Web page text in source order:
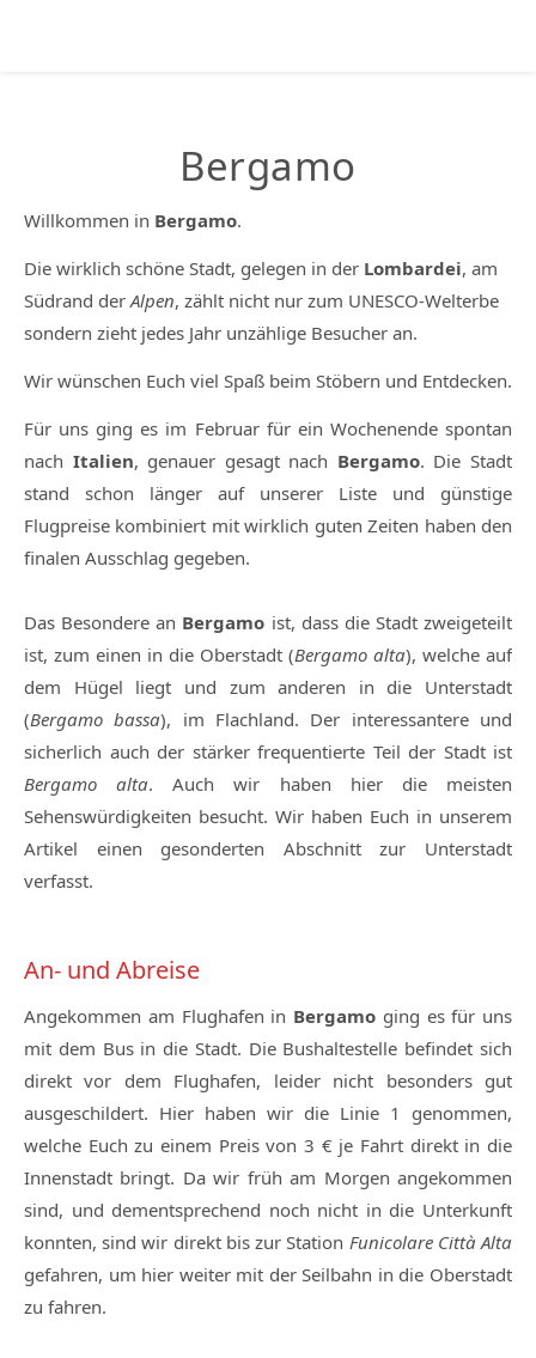
Bergamo
Willkommen in Bergamo.
Die wirklich schöne Stadt, gelegen in der Lombardei, am
Südrand derAlpen, zählt nicht nur zum UNESCO-Welterbe
sondern zieht jedes Jahr unzählige Besucher an.
Wir wünschen Euch viel Spaß beim Stöbern und Entdecken.
Für uns ging es im Februar für ein Wochenende spontan
nach Italien, genauer gesagt nach Bergamo. Die Stadt
stand schon länger auf unserer Liste und günstige
Flugpreise kombiniert mit wirklich guten Zeiten haben den
finalen Ausschlag gegeben.
Das Besondere an Bergamo ist, dass die Stadt zweigeteilt
ist, zum einen in die Oberstadt (Bergamo alta), welche auf
dem Hügel liegt und zum anderen in die Unterstadt
(Bergamo bassa), im Flachland. Der interessantere und
sicherlich auch der stärker frequentierte Teil der Stadt ist
Bergamo alta. Auch wir haben hier die meisten
Sehenswürdigkeiten besucht. Wir haben Euch in unserem
Artikel einen gesonderten Abschnitt zur Unterstadt
verfasst.
An- und Abreise
Angekommen am Flughafen in Bergamo ging es für uns
mit dem Bus in die Stadt. Die Bushaltestelle befindet sich
direkt vor dem Flughafen, leider nicht besonders gut
ausgeschildert. Hier haben wir die Linie 1 genommen,
welche Euch zu einem Preis von 3 € je Fahrt direkt in die
Innenstadt bringt. Da wir früh am Morgen angekommen
sind, und dementsprechend noch nicht in die Unterkunft
konnten, sind wir direkt bis zur Station Funicolare Città Alta
gefahren, um hier weiter mit der Seilbahn in die Oberstadt
zu fahren.